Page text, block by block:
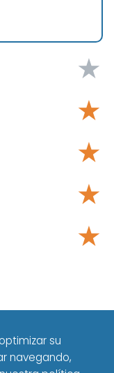
★
★
★
★
★
su
navegando,